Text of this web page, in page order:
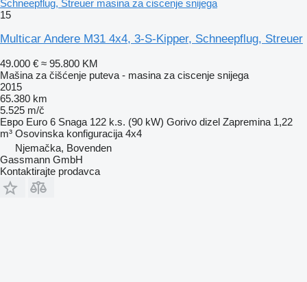
Schneepflug, Streuer masina za ciscenje snijega
15
Multicar Andere M31 4x4, 3-S-Kipper, Schneepflug, Streuer
49.000 € ≈ 95.800 KM
Mašina za čišćenje puteva - masina za ciscenje snijega
2015
65.380 km
5.525 m/č
Евро Euro 6 Snaga 122 k.s. (90 kW) Gorivo dizel Zapremina 1,22
m³ Osovinska konfiguracija 4x4
Njemačka, Bovenden
Gassmann GmbH
Kontaktirajte prodavca